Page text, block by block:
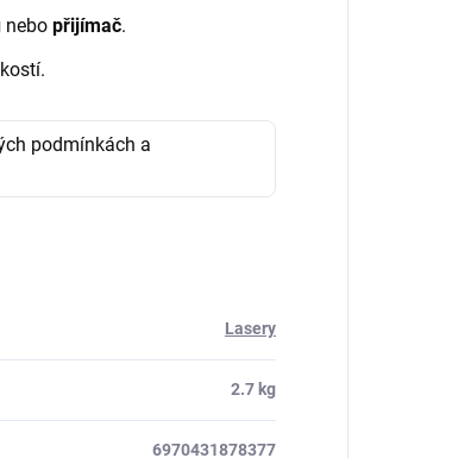
nebo přijímač.
podmínkách a
Lasery
2.7 kg
6970431878377